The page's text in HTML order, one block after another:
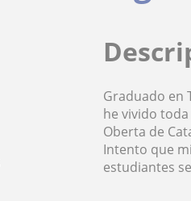
Graduado en
he vivido
Oberta de
Intento que
estudiantes